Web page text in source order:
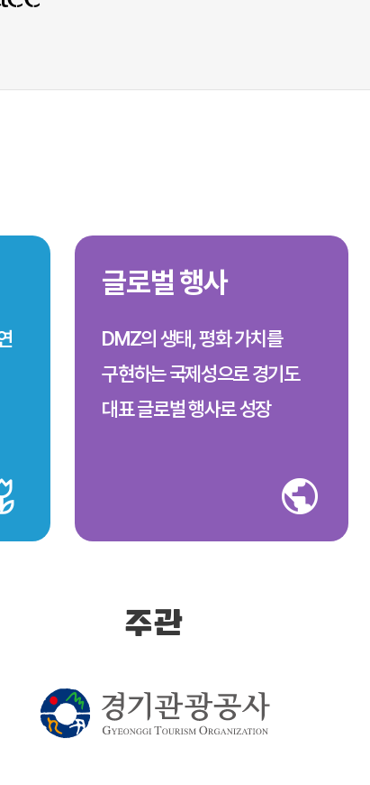
글로벌 행사
DMZ의 생태, 평화 가치를
구현하는 국제성으로 경기도
대표 글로벌 행사로 성장
주관